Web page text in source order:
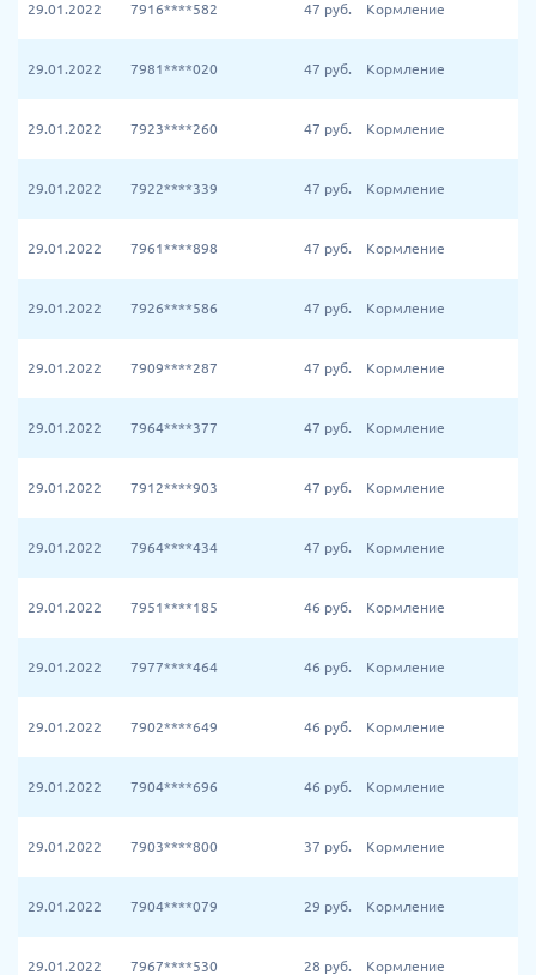
29.01.2022 7916****582 47 руб. Кормление
29.01.2022 7981****020 47 руб. Кормление
29.01.2022 7923****260 47 руб. Кормление
29.01.2022 7922****339 47 руб. Кормление
29.01.2022 7961****898 47 руб. Кормление
29.01.2022 7926****586 47 руб. Кормление
29.01.2022 7909****287 47 руб. Кормление
29.01.2022 7964****377 47 руб. Кормление
29.01.2022 7912****903 47 руб. Кормление
29.01.2022 7964****434 47 руб. Кормление
29.01.2022 7951****185 46 руб. Кормление
29.01.2022 7977****464 46 руб. Кормление
29.01.2022 7902****649 46 руб. Кормление
29.01.2022 7904****696 46 руб. Кормление
29.01.2022 7903****800 37 руб. Кормление
29.01.2022 7904****079 29 руб. Кормление
29.01.2022 7967****530 28 руб. Кормление